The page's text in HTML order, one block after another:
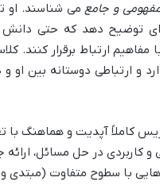
و جامعمی شناسند. او
توضیح دهد که حتی دانش
مفاهیم ارتباط برقرار کنند.
و ارتباطی دوستانه بین او
کاملاً آپدیت و هماهنگ با
و کاربردی در حل مسائل، ارائه
هایی با سطوح متفاوت (مبتدی